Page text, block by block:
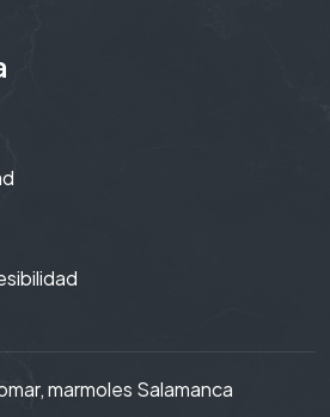
marmoles Salamanca